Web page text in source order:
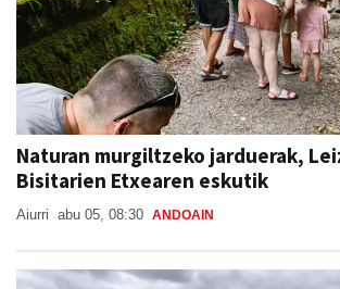
Naturan murgiltzeko jarduerak,
Bisitarien Etxearen eskutik
Aiurri abu 05, 08:30 ANDOAIN